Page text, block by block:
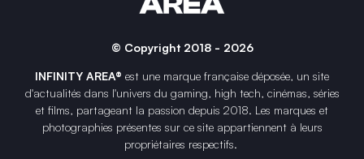
© Copyright 2018 - 2026
INFINITY AREA® est une marque française déposée, un site
d'actualités dans l'univers du gaming, high tech, cinémas, séries
et films, partageant la passion depuis 2018. Les marques et
photographies présentes sur ce site appartiennent à leurs
propriétaires respectifs.